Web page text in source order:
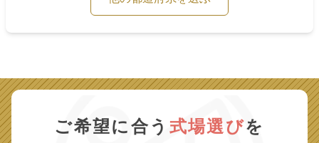
ご希望に合う 式場選びを